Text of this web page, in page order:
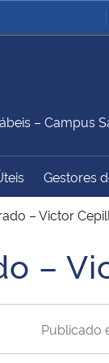
Ministério da
Ministério do
Advocacia-Geral
– Campus
Gestores
– Victor
–
Publicado